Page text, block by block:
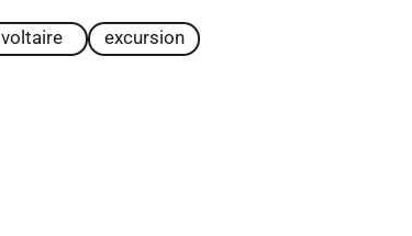
voltaire excursion